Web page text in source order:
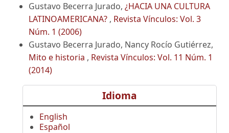
Gustavo Becerra Jurado, ¿HACIA UNA CULTURA
LATINOAMERICANA? , Revista Vínculos: Vol. 3
Núm. 1 (2006)
Gustavo Becerra Jurado, Nancy Rocío Gutiérrez,
Mito e historia , Revista Vínculos: Vol. 11 Núm. 1
(2014)
Idioma
English
Español